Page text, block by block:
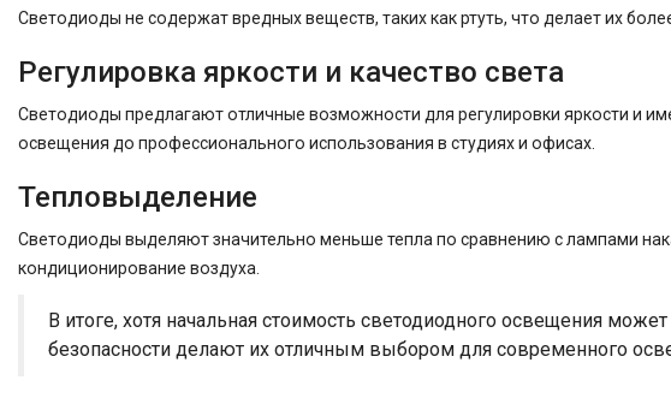
Светодиоды не содержат вредных веществ, таких как ртуть, что делает их
Регулировка яркости и качество света
Светодиоды предлагают отличные возможности для регулировки яркости и
освещения до профессионального использования в студиях и офисах.
Тепловыделение
Светодиоды выделяют значительно меньше тепла по сравнению с лампами
кондиционирование воздуха.
В итоге, хотя начальная стоимость светодиодного освещения
безопасности делают их отличным выбором для современного